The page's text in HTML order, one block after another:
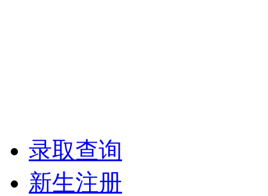
录取查询
新生注册